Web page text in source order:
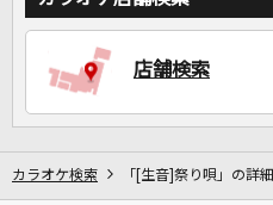
店舗検索
カラオケ検索 「[生音]祭り唄」の詳細